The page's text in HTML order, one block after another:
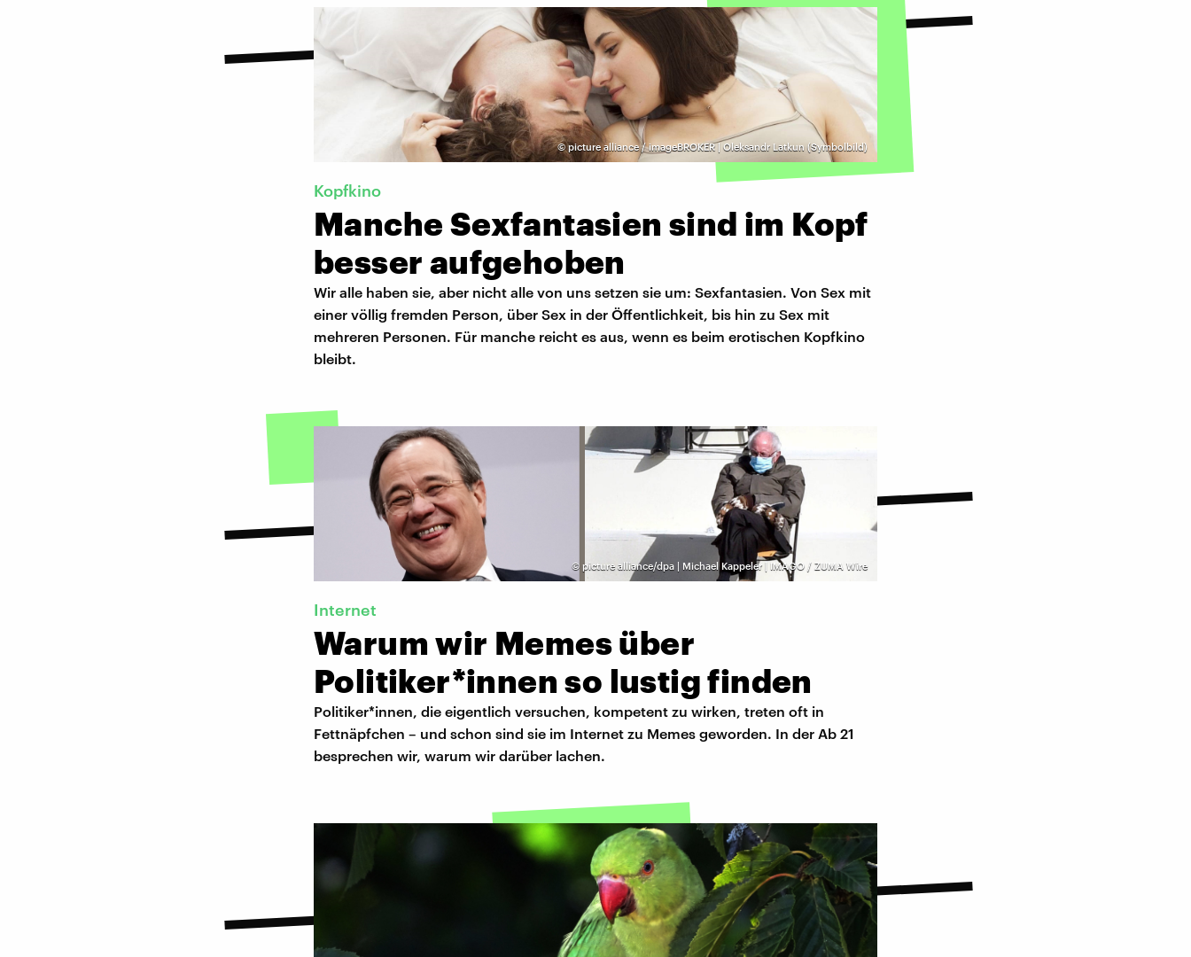
©picture alliance / imageBROKER | Oleksandr Latkun (Symbolbild)
Kopfkino
Manche Sexfantasien sind im Kopf
besser aufgehoben
Wir alle haben sie, aber nicht alle von uns setzen sie um: Sexfantasien. Von Sex mit
einer völlig fremden Person, über Sex in der Öffentlichkeit, bis hin zu Sex mit
mehreren Personen. Für manche reicht es aus, wenn es beim erotischen Kopfkino
bleibt.
© picture alliance/dpa | Michael Kappeler | IMAGO / ZUMA Wire
Internet
Warum wir Memes über
Politiker*innen so lustig finden
Politiker*innen, die eigentlich versuchen, kompetent zu wirken, treten oft in
Fettnäpfchen – und schon sind sie im Internet zu Memes geworden. In der Ab 21
besprechen wir, warum wir darüber lachen.